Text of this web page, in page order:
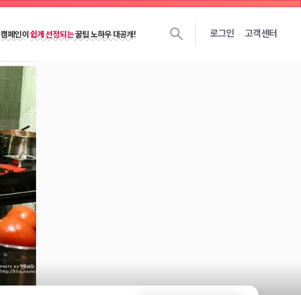
블로그 위젯을 달면선정확률이 높아져요! 로그인 고객센터